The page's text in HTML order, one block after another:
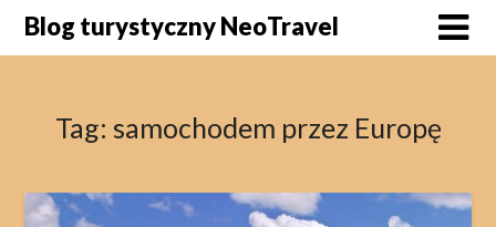
SkipBlog turystyczny NeoTravel
Tag: samochodem przez Europę